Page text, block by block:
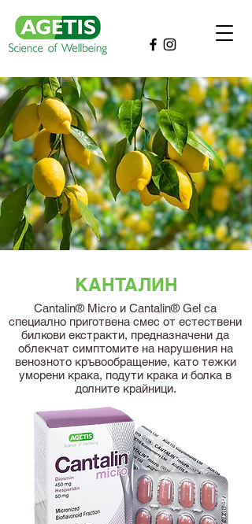
КАНТАЛИН
Cantalin® Micro и Cantalin® Gel са
специално приготвена смес от естествени
билкови екстракти, предназначени да
облекчат симптомите на нарушения на
венозното кръвообращение, като тежки
уморени крака, подути крака и болка в
долните крайници.